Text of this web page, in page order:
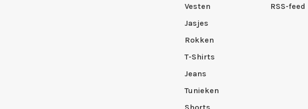
Vesten
Jasjes
Rokken
T-Shirts
Jeans
Tunieken
Shorts
RSS-feed